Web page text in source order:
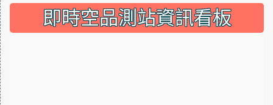
即時空品測站資訊看板